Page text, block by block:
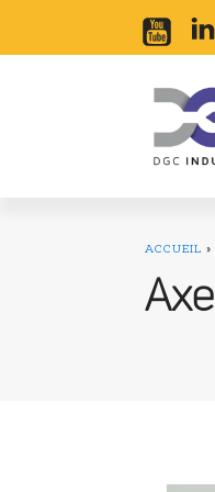
ACCUEIL »
Axe